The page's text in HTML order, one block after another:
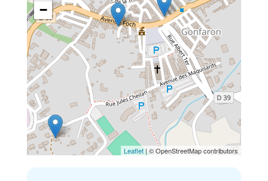
−
Leaflet| © OpenStreetMap contributors